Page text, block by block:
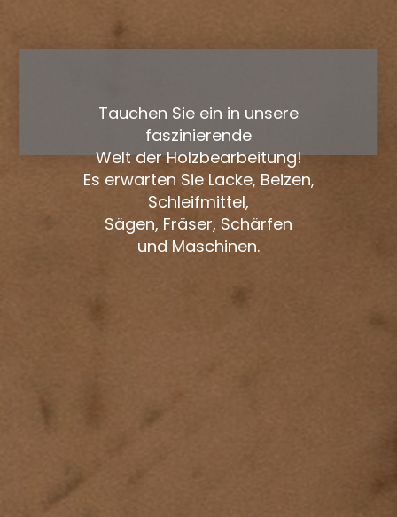
Tauchen Sie ein in unsere
faszinierende
Welt der Holzbearbeitung!
Es erwarten Sie Lacke, Beizen,
Schleifmittel,
Sägen, Fräser, Schärfen
und Maschinen.